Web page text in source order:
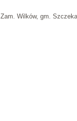
Zam. Wilków, gm.